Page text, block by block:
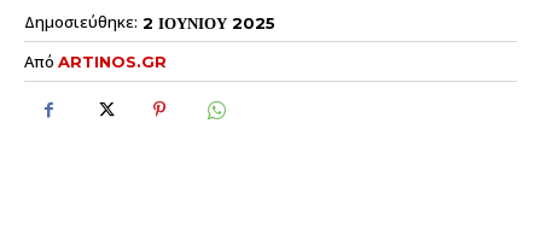
Δημοσιεύθηκε: 2 ΙΟΥΝΙΟΥ 2025
Από ARTINOS.GR